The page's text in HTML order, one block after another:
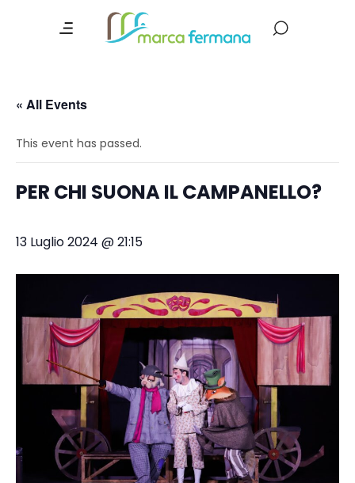
« All Events
This event has passed.
PER CHI SUONA IL CAMPANELLO?
13 Luglio 2024 @ 21:15